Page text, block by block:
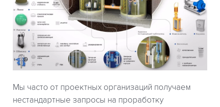
Мы часто от проектных организаций получаем
нестандартные запросы на проработку